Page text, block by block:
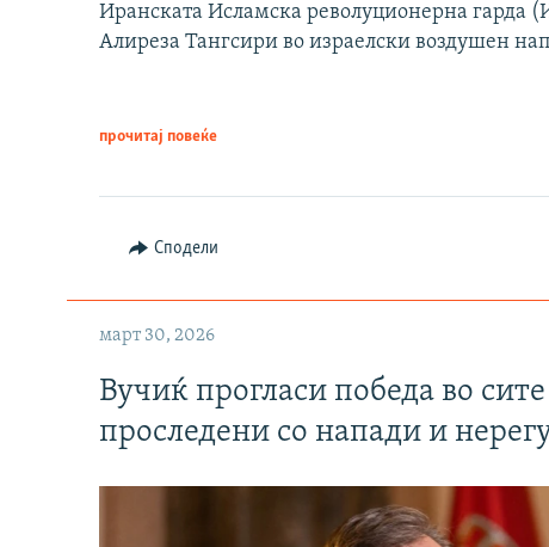
Иранската Исламска револуционерна гарда
Алиреза Тангсири во израелски воздушен
прочитај повеќе
Сподели
март 30, 2026
Вучиќ прогласи победа во
проследени со напади и